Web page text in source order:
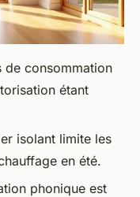
de consommation
étant
isolant limite les
en été.
phonique est